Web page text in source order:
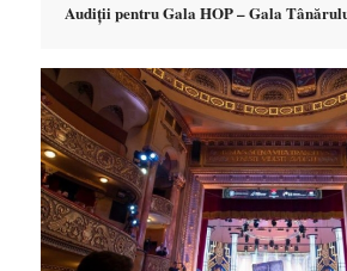
Audiții pentru Gala HOP – Gala